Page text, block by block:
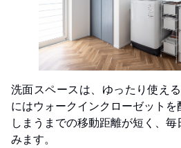
洗面スペースは、ゆったり使え
にはウォークインクローゼットを
しまうまでの移動距離が短く、
みます。